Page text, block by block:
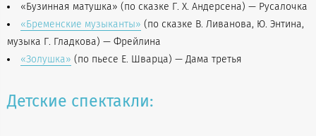
«Бузинная матушка» (по сказке Г. Х. Андерсена) — Русалочка
«Бременские музыканты» (по сказке В. Ливанова, Ю. Энтина,
музыка Г. Гладкова) — Фрейлина
«Золушка» (по пьесе Е. Шварца) — Дама третья
Детские спектакли: